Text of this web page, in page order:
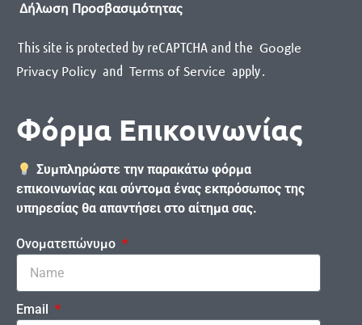
Δήλωση Προσβασιμότητας
This site is protected by reCAPTCHA and the Google
Privacy Policy and Terms of Service apply.
Φόρμα Επικοινωνίας
Συμπληρώστε την παρακάτω φόρμα
επικοινωνίας και σύντομα ένας εκπρόσωπος της
υπηρεσίας θα απαντήσει στο αίτημα σας.
Ονοματεπώνυμο
Email